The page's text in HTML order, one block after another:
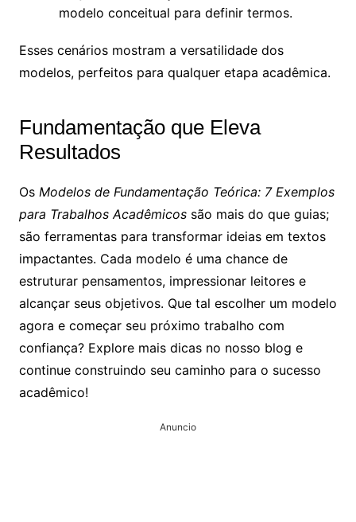
modelo conceitual para definir termos.
Esses cenários mostram a versatilidade dos
modelos, perfeitos para qualquer etapa acadêmica.
Fundamentação que Eleva
Resultados
Os Modelos de Fundamentação Teórica: 7 Exemplos
para Trabalhos Acadêmicossão mais do que guias;
são ferramentas para transformar ideias em textos
impactantes. Cada modelo é uma chance de
estruturar pensamentos, impressionar leitores e
alcançar seus objetivos. Que tal escolher um modelo
agora e começar seu próximo trabalho com
confiança? Explore mais dicas no nosso blog e
continue construindo seu caminho para o sucesso
acadêmico!
Anuncio